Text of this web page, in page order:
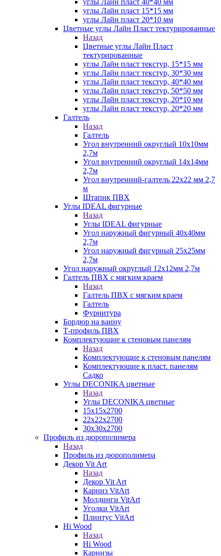
углы Лайн пласт 40*40 мм
углы Лайн пласт 15*15 мм
углы Лайн пласт 20*10 мм
Цветные углы Лайн Пласт тектурированные
Назад
Цветные углы Лайн Пласт
тектурированные
углы Лайн пласт текстур, 15*15 мм
углы Лайн пласт текстур, 30*30 мм
углы Лайн пласт текстур, 40*40 мм
углы Лайн пласт текстур, 50*50 мм
углы Лайн пласт текстур, 20*10 мм
углы Лайн пласт текстур, 20*20 мм
Галтель
Назад
Галтель
Угол внутренний округлый 10х10мм
2,7м
Угол внутренний округлый 14х14мм
2,7м
Угол внутренний-галтель 22х22 мм 2,7
м
Штапик ПВХ
Углы IDEAL фигурные
Назад
Углы IDEAL фигурные
Угол наружный фигурный 40х40мм
2,7м
Угол наружный фигурный 25х25мм
2,7м
Угол наружный округлый 12х12мм 2,7м
Галтель ПВХ с мягким краем
Назад
Галтель ПВХ с мягким краем
Галтель
Фурнитура
Бордюр на ванну
Т-профиль ПВХ
Комплектующие к стеновым панелям
Назад
Комплектующие к стеновым панелям
Комплектующие к пласт. панелям
Садко
Углы DECONIKA цветные
Назад
Углы DECONIKA цветные
15х15х2700
22х22х2700
30х30х2700
Профиль из дюрополимера
Назад
Профиль из дюрополимера
Декор Vit Art
Назад
Декор Vit Art
Карниз VitArt
Молдинги VitArt
Уголки VitArt
Плинтус VitArt
Hi Wood
Назад
Hi Wood
Карнизы